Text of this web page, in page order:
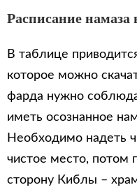
Расписание намаза
В таблице
которое можно
фарда нужно
иметь осознанное
Необходимо надеть
чистое место, потом
сторону Киблы –